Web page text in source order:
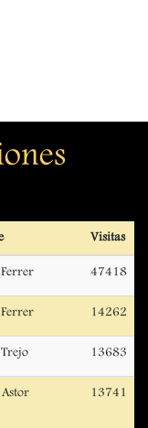
Visitas
47418
14262
13683
13741